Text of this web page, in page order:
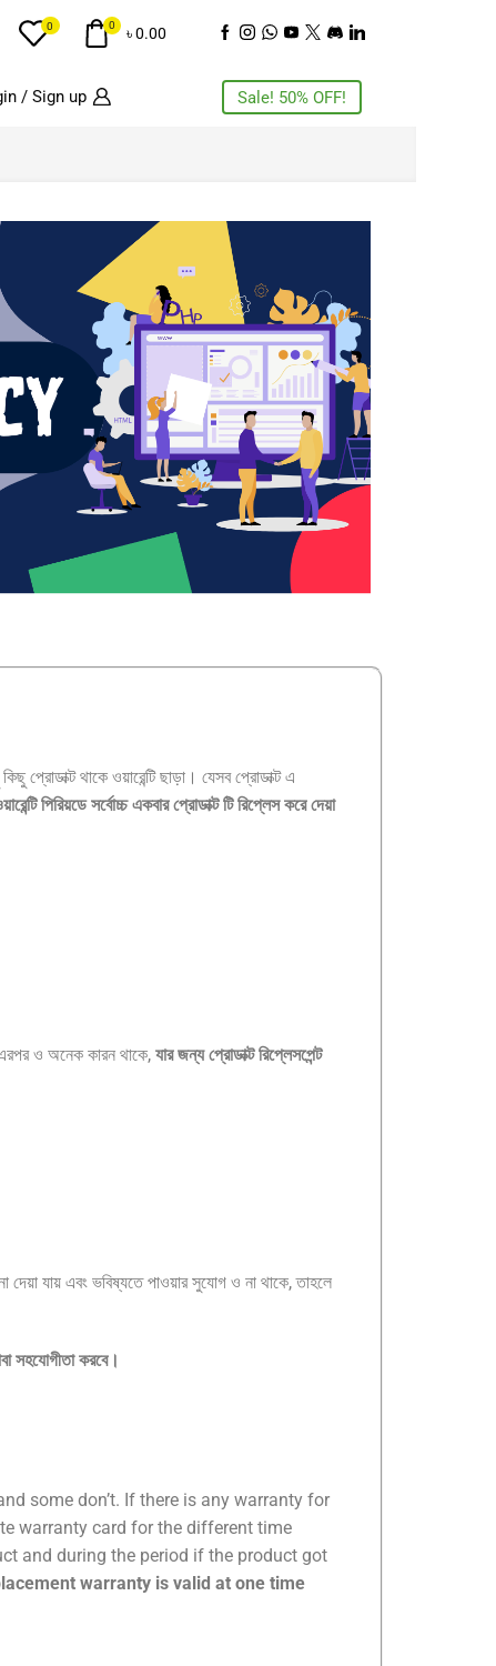
0 0 ৳0.00
/ Sign up Sale! 50% OFF!
থাকে ওয়ারেন্টি ছাড়া। যেসব প্রোডাক্ট এ
পিরিয়ডে সর্বোচ্চ একবার প্রোডাক্ট টি রিপ্লেস করে দেয়া
এরপর ও অনেক কারন থাকে, যার জন্য প্রোডাক্ট রিপ্লেসপেন্ট
দেয়া যায় এবং ভবিষ্যতে পাওয়ার সুযোগ ও না থাকে, তাহলে
সহযোগীতা করবে।
some don’t. If there is any warranty for
warranty card for the different time
and during the period if the product got
warranty is valid at one time